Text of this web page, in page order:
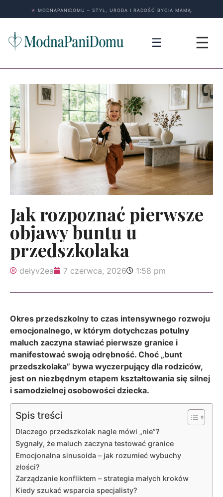
★ MODNAPANIDOMU – STYL, URODA I RADOŚĆ BYCIA MAMĄ.
☰ ☰
Jak rozpoznać pierwsze
objawy buntu u
przedszkolaka
deiyv2ea 7 czerwca, 2026 1:58 pm
Okres przedszkolny to czas intensywnego rozwoju
emocjonalnego, w którym dotychczas potulny
maluch zaczyna stawiać pierwsze granice i
manifestować swoją odrębność. Choć „bunt
przedszkolaka” bywa wyczerpujący dla rodziców,
jest on niezbędnym etapem kształtowania się silnej
i samodzielnej osobowości dziecka.
Spis treści
Dlaczego przedszkolak nagle mówi „nie”?
Sygnały, że maluch zaczyna testować granice
Emocjonalna sinusoida – jak rozumieć wybuchy
złości?
Zarządzanie konfliktem – strategia małych kroków
Kiedy szukać wsparcia specjalisty?